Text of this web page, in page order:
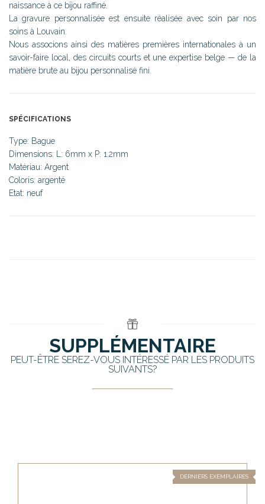
naissance à ce bijou raffiné.
La gravure personnalisée est ensuite réalisée avec soin par nos
soins à Louvain.
Nous associons ainsi des matières premières internationales à un
savoir-faire local, des circuits courts et une expertise belge — de la
matière brute au bijou personnalisé fini.
SPÉCIFICATIONS
Type: Bague
Dimensions: L: 6mm x P: 1.2mm
Matériau: Argent
Coloris: argenté
Etat: neuf
SUPPLÉMENTAIRE
PEUT-ÊTRE SEREZ-VOUS INTÉRESSÉ PAR LES PRODUITS
SUIVANTS?
DERNIERS EXEMPLAIRES